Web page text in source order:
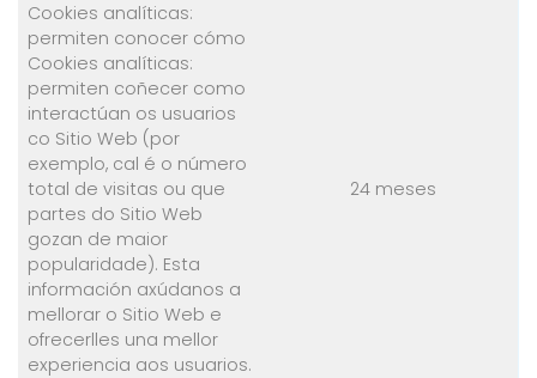
Cookies analíticas:
permiten conocer cómo
Cookies analíticas:
permiten coñecer como
interactúan os usuarios
co Sitio Web (por
exemplo, cal é o número
total de visitas ou que
partes do Sitio Web
gozan de maior
popularidade). Esta
información axúdanos a
mellorar o Sitio Web e
ofrecerlles una mellor
experiencia aos usuarios.
24 meses